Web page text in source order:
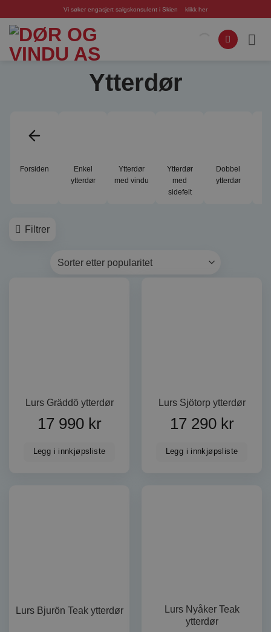
content
Vi søker engasjert salgskonsulent i Skien klikk her
Ytterdør
Forsiden
Enkel
ytterdør
Ytterdør
med vindu
Ytterdør
med
sidefelt
Dobbel
ytterdør
Filtrer
Lurs Gräddö ytterdør
17 990 kr
Legg i innkjøpsliste
Lurs Sjötorp ytterdør
17 290 kr
Legg i innkjøpsliste
Lurs Bjurön Teak ytterdør
Lurs Nyåker Teak
ytterdør